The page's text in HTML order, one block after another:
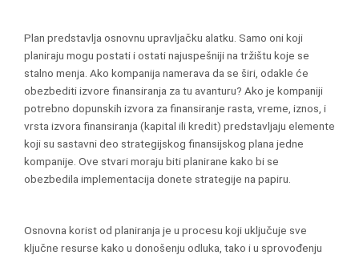
Plan predstavlja osnovnu upravljačku alatku. Samo oni koji
planiraju mogu postati i ostati najuspešniji na tržištu koje se
stalno menja. Ako kompanija namerava da se širi, odakle će
obezbediti izvore finansiranja za tu avanturu? Ako je kompaniji
potrebno dopunskih izvora za finansiranje rasta, vreme, iznos, i
vrsta izvora finansiranja (kapital ili kredit) predstavljaju elemente
koji su sastavni deo strategijskog finansijskog plana jedne
kompanije. Ove stvari moraju biti planirane kako bi se
obezbedila implementacija donete strategije na papiru.
Osnovna korist od planiranja je u procesu koji uključuje sve
ključne resurse kako u donošenju odluka, tako i u sprovođenju